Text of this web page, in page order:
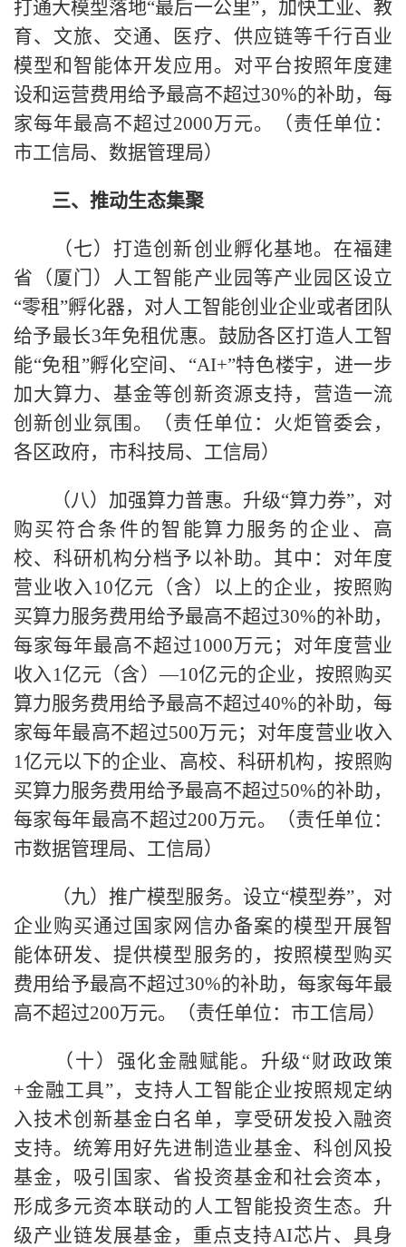
打通大模型落地“最后一公里”，加快工业、教
育、文旅、交通、医疗、供应链等千行百业
模型和智能体开发应用。对平台按照年度建
设和运营费用给予最高不超过30%的补助，每
家每年最高不超过2000万元。（责任单位：
市工信局、数据管理局）
三、推动生态集聚
（七）打造创新创业孵化基地。在福建
省（厦门）人工智能产业园等产业园区设立
“零租”孵化器，对人工智能创业企业或者团队
给予最长3年免租优惠。鼓励各区打造人工智
能“免租”孵化空间、“AI+”特色楼宇，进一步
加大算力、基金等创新资源支持，营造一流
创新创业氛围。（责任单位：火炬管委会，
各区政府，市科技局、工信局）
（八）加强算力普惠。升级“算力券”，对
购买符合条件的智能算力服务的企业、高
校、科研机构分档予以补助。其中：对年度
营业收入10亿元（含）以上的企业，按照购
买算力服务费用给予最高不超过30%的补助，
每家每年最高不超过1000万元；对年度营业
收入1亿元（含）—10亿元的企业，按照购买
算力服务费用给予最高不超过40%的补助，每
家每年最高不超过500万元；对年度营业收入
1亿元以下的企业、高校、科研机构，按照购
买算力服务费用给予最高不超过50%的补助，
每家每年最高不超过200万元。（责任单位：
市数据管理局、工信局）
（九）推广模型服务。设立“模型券”，对
企业购买通过国家网信办备案的模型开展智
能体研发、提供模型服务的，按照模型购买
费用给予最高不超过30%的补助，每家每年最
高不超过200万元。（责任单位：市工信局）
（十）强化金融赋能。升级“财政政策
+金融工具”，支持人工智能企业按照规定纳
入技术创新基金白名单，享受研发投入融资
支持。统筹用好先进制造业基金、科创风投
基金，吸引国家、省投资基金和社会资本，
形成多元资本联动的人工智能投资生态。升
级产业链发展基金，重点支持AI芯片、具身